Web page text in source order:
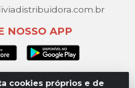
cookies próprios e de
NOSSO APP